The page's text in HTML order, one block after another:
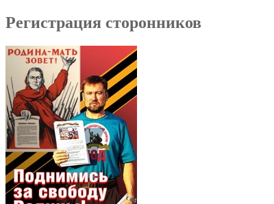
Регистрация сторонников